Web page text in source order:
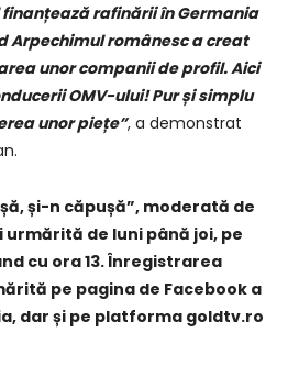
finanțează rafinării în Germania
Arpechimul românesc a creat
unor companii de profil. Aici
OMV-ului! Pur și simplu
unor piețe”, a demonstrat
și-n căpușă”, moderată de
urmărită de luni până joi, pe
cu ora 13. Înregistrarea
pe pagina de Facebook a
dar și pe platforma goldtv.ro